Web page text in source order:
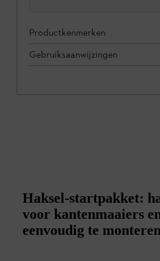
Productkenmerken
Gebruiksaanwijzingen
Haksel-startpakket:
voor kantenmaaiers
eenvoudig te monteren